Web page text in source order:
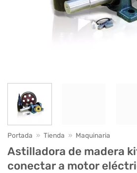
Portada » Tienda » Maquinaria
Astilladora de madera
conectar a motor